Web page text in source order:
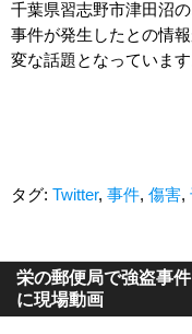
千葉県習志野市津田沼の
事件が発生したとの情
変な話題となっています
タグ: Twitter, 事件, 傷害,
栄の郵便局で強盗事
に現場動画